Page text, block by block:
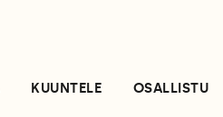
KUUNTELE OSALLISTU